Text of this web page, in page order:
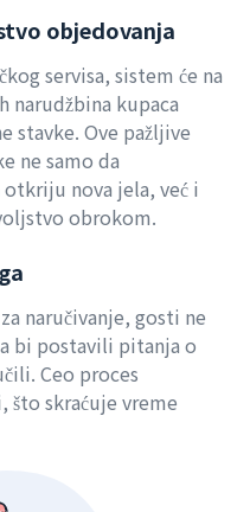
objedovanja
servisa, sistem će na
narudžbina kupaca
stavke. Ove pažljive
ne samo da
nova jela, već i
obrokom.
naručivanje, gosti ne
bi postavili pitanja o
Ceo proces
što skraćuje vreme